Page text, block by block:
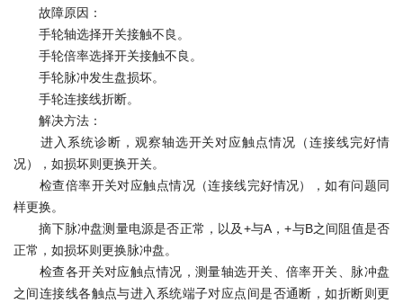
故障原因：
手轮轴选择开关接触不良。
手轮倍率选择开关接触不良。
手轮脉冲发生盘损坏。
手轮连接线折断。
解决方法：
进入系统诊断，观察轴选开关对应触点情况（连接线完好情
况），如损坏则更换开关。
检查倍率开关对应触点情况（连接线完好情况），如有问题同
样更换。
摘下脉冲盘测量电源是否正常，以及+与A，+与B之间阻值是否
正常，如损坏则更换脉冲盘。
检查各开关对应触点情况，测量轴选开关、倍率开关、脉冲盘
之间连接线各触点与进入系统端子对应点间是否通断，如折断则更